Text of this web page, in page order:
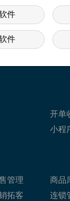
件
件
理系统
理系统
软件
开单
小程
管理 商品
拓客 连锁